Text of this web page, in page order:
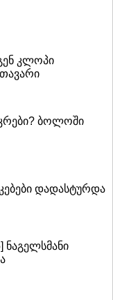
კლოპი
ბოლოში
დადასტურდა